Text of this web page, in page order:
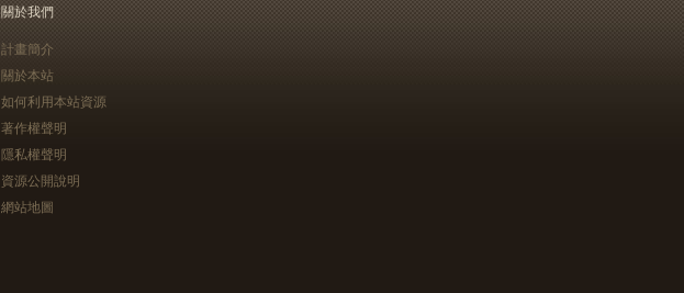
關於我們
計畫簡介
關於本站
如何利用本站資源
著作權聲明
隱私權聲明
資源公開說明
網站地圖